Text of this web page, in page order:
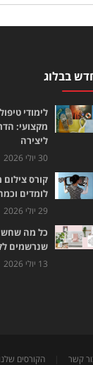
בבלוג
לימודי
מקצועי:
ליצירה
30 יולי 2026
קורס
לומדים
29 יולי 2026
כל מה
שנרשמים
13 יולי 2026
קשר הקורסים שלנו